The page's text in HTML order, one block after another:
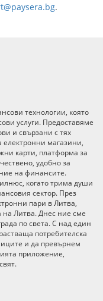
.
технологии, която
услуги. Предоставяме
и свързани с тях
магазини,
карти, платформа за
удобно за
на финансите.
когато трима души
сектор. През
пари в Литва,
на Литва. Днес ние сме
по света. С над един
потребителска
и да превърнем
приложение,